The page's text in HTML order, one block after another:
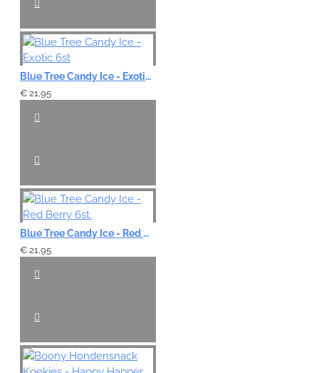
Blue Tree Candy Ice - Exotic 6st
€ 21,95
Blue Tree Candy Ice - Red Berry 6st.
€ 21,95